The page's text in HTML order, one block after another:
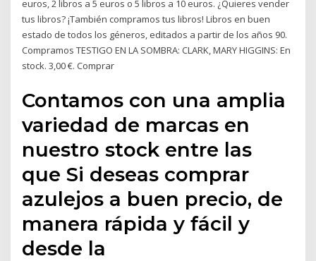
euros, 2 libros a 5 euros o 5 libros a 10 euros. ¿Quieres vender
tus libros? ¡También compramos tus libros! Libros en buen
estado de todos los géneros, editados a partir de los años 90.
Compramos TESTIGO EN LA SOMBRA: CLARK, MARY HIGGINS: En
stock. 3,00 €. Comprar
Contamos con una amplia
variedad de marcas en
nuestro stock entre las
que Si deseas comprar
azulejos a buen precio, de
manera rápida y fácil y
desde la